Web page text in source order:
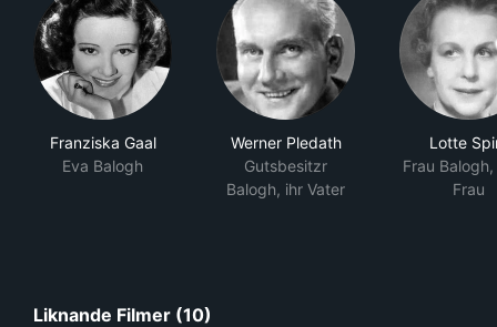
Franziska Gaal
Eva Balogh
Werner Pledath
Gutsbesitzr
Balogh, ihr Vater
Lotte
Frau
Frau
Liknande Filmer (10)